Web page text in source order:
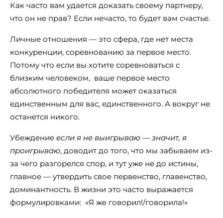
Как часто вам удается доказать своему партнеру,
что он не прав? Если нечасто, то будет вам счастье.
Личные отношения — это сфера, где нет места
конкуренции, соревнованию за первое место.
Потому что если вы хотите соревноваться с
близким человеком, ваше первое место
абсолютного победителя может оказаться
единственным для вас, единственного. А вокруг не
останется никого.
Убеждение если я не выигрываю — значит, я
проигрываю, доводит до того, что мы забываем из-
за чего разгорелся спор, и тут уже не до истины,
главное — утвердить свое первенство, главенство,
доминантность. В жизни это часто выражается
формулировками: «Я же говорил!/говорила!»